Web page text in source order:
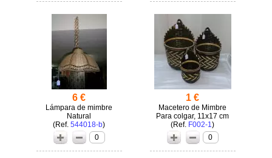
6 €
Lámpara de mimbre
Natural
(
544018-b)
0
1 €
Macetero de Mimbre
Para colgar, 11x17 cm
(
F002-1)
0